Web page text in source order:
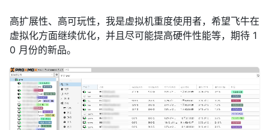
高扩展性、高可玩性，我是虚拟机重度使用者，希望飞牛在
虚拟化方面继续优化，并且尽可能提高硬件性能等，期待 1
0 月份的新品。